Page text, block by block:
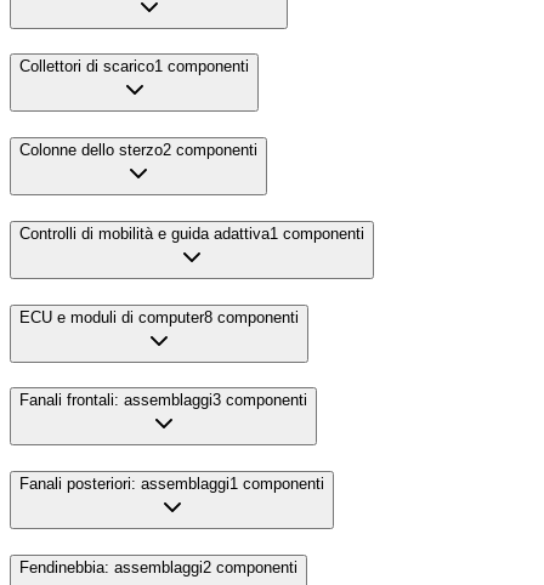
Collettori di scarico1 componenti
Colonne dello sterzo2 componenti
Controlli di mobilità e guida adattiva1 componenti
ECU e moduli di computer8 componenti
Fanali frontali: assemblaggi3 componenti
Fanali posteriori: assemblaggi1 componenti
Fendinebbia: assemblaggi2 componenti